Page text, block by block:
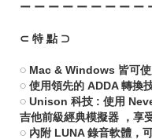
ー ー ー ー ー ー ー ー ー
⊂ 特 點 ⊃
◌ Mac & Windows 皆可使
◌ 使用領先的 ADDA 轉換
◌ Unison 科技 : 使用
吉他前級經典模擬器 ，享
◌ 內附 LUNA 錄音軟體，